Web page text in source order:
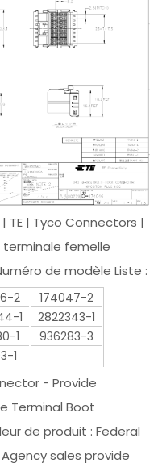
| Tyco Connectors |
terminale femelle
de modèle Liste :
2
174047-2
1
2822343-1
1
936283-3
1
- Provide
Terminal Boot
de produit : Federal
sales provide